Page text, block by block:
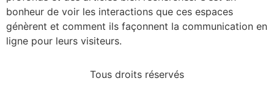
bonheur de voir les interactions que ces espaces
génèrent et comment ils façonnent la communication en
ligne pour leurs visiteurs.
Tous droits réservés